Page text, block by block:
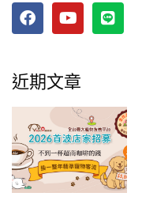
近期文章